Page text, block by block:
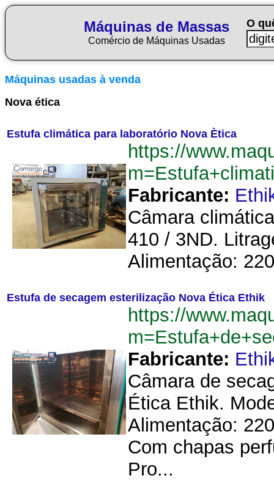
Máquinas de Massas
Comércio de Máquinas Usadas
O
Máquinas usadas à venda
Nova ética
Estufa climática para laboratório Nova Ètica
https://
Fabricante:
Câmara
410 / 3ND.
Alimentação:
Estufa de secagem esterilização Nova Ética Ethik
https://
Fabricante:
Câmara de
Ética Ethik.
Alimentação:
Com chapas
Pro...